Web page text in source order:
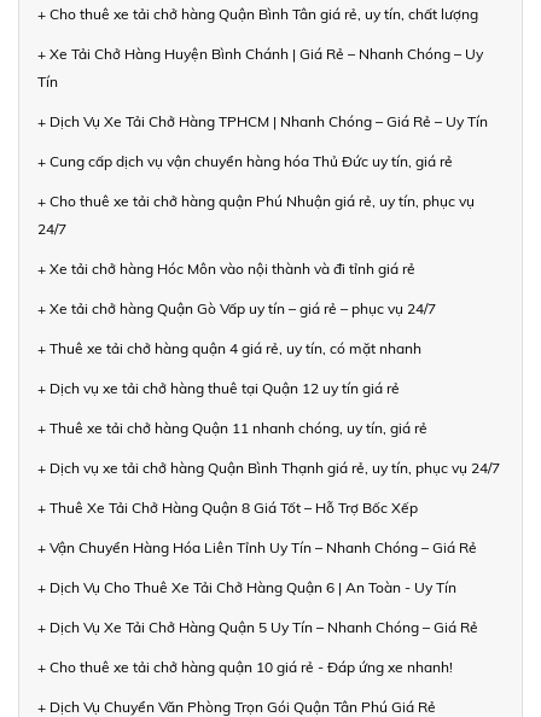
+ Cho thuê xe tải chở hàng Quận Bình Tân giá rẻ, uy tín, chất lượng
+ Xe Tải Chở Hàng Huyện Bình Chánh | Giá Rẻ – Nhanh Chóng – Uy
Tín
+ Dịch Vụ Xe Tải Chở Hàng TPHCM | Nhanh Chóng – Giá Rẻ – Uy Tín
+ Cung cấp dịch vụ vận chuyển hàng hóa Thủ Đức uy tín, giá rẻ
+ Cho thuê xe tải chở hàng quận Phú Nhuận giá rẻ, uy tín, phục vụ
24/7
+ Xe tải chở hàng Hóc Môn vào nội thành và đi tỉnh giá rẻ
+ Xe tải chở hàng Quận Gò Vấp uy tín – giá rẻ – phục vụ 24/7
+ Thuê xe tải chở hàng quận 4 giá rẻ, uy tín, có mặt nhanh
+ Dịch vụ xe tải chở hàng thuê tại Quận 12 uy tín giá rẻ
+ Thuê xe tải chở hàng Quận 11 nhanh chóng, uy tín, giá rẻ
+ Dịch vụ xe tải chở hàng Quận Bình Thạnh giá rẻ, uy tín, phục vụ 24/7
+ Thuê Xe Tải Chở Hàng Quận 8 Giá Tốt – Hỗ Trợ Bốc Xếp
+ Vận Chuyển Hàng Hóa Liên Tỉnh Uy Tín – Nhanh Chóng – Giá Rẻ
+ Dịch Vụ Cho Thuê Xe Tải Chở Hàng Quận 6 | An Toàn - Uy Tín
+ Dịch Vụ Xe Tải Chở Hàng Quận 5 Uy Tín – Nhanh Chóng – Giá Rẻ
+ Cho thuê xe tải chở hàng quận 10 giá rẻ - Đáp ứng xe nhanh!
+ Dịch Vụ Chuyển Văn Phòng Trọn Gói Quận Tân Phú Giá Rẻ